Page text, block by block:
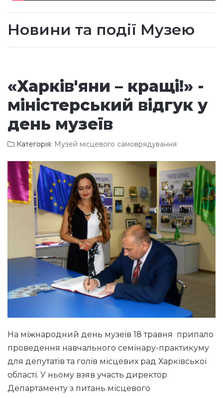
Новини та події Музею
«Харків'яни – кращі!» -
міністерський відгук у
день музеїв
Категорія: Музей місцевого самоврядування
На міжнародний день музеїв 18 травня припало
проведення навчального семінару-практикуму
для депутатів та голів місцевих рад Харківської
області. У ньому взяв участь директор
Департаменту з питань місцевого